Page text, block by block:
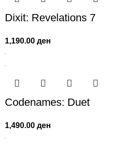
Dixit: Revelations 7
1,190.00ден
Codenames: Duet
1,490.00ден